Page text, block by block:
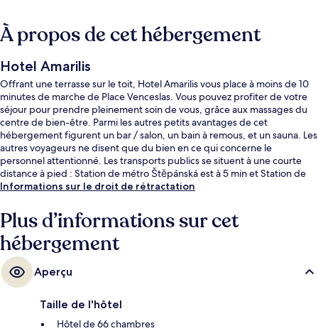
À propos de cet hébergement
Hotel Amarilis
Offrant une terrasse sur le toit, Hotel Amarilis vous place à moins de 10
minutes de marche de Place Venceslas. Vous pouvez profiter de votre
séjour pour prendre pleinement soin de vous, grâce aux massages du
centre de bien-être. Parmi les autres petits avantages de cet
hébergement figurent un bar / salon, un bain à remous, et un sauna. Les
autres voyageurs ne disent que du bien en ce qui concerne le
personnel attentionné. Les transports publics se situent à une courte
distance à pied : Station de métro Štěpánská est à 5 min et Station de
métro Novoměstská radnice, à 6 min.
Informations sur le droit de rétractation
Plus d’informations sur cet
hébergement
Aperçu
Taille de l'hôtel
Hôtel de 66 chambres